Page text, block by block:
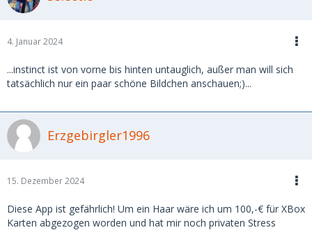
4. Januar 2024
...instinct ist von vorne bis hinten untauglich, außer man will sich
tatsächlich nur ein paar schöne Bildchen anschauen;)...
Erzgebirgler1996
15. Dezember 2024
Diese App ist gefährlich! Um ein Haar wäre ich um 100,-€ für XBox
Karten abgezogen worden und hat mir noch privaten Stress